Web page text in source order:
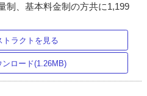
制、基本料金制の方共に1,199
トラクトを見る
ンロード(1.26MB)